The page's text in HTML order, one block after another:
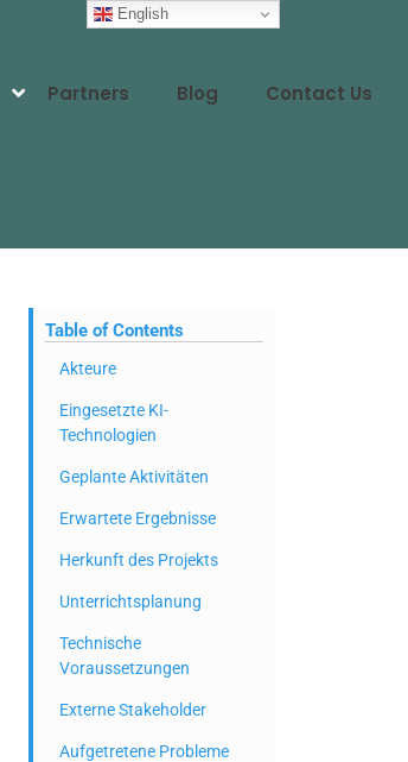
Partners Blog Contact Us
Table of Contents
Akteure
Eingesetzte KI-
Technologien
Geplante Aktivitäten
Erwartete Ergebnisse
Herkunft des Projekts
Unterrichtsplanung
Technische
Voraussetzungen
Externe Stakeholder
Aufgetretene Probleme
English